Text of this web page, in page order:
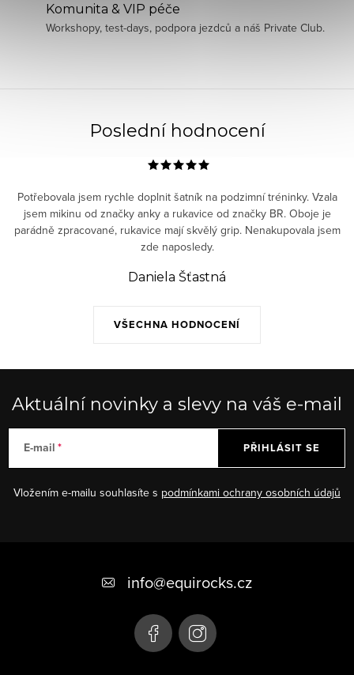
Komunita & VIP péče
Workshopy, test-days, podpora jezdců a náš Private Club.
Poslední hodnocení
VŠECHNA HODNOCENÍ
Potřebovala jsem rychle doplnit šatník na podzimní tréninky. Vzala
jsem mikinu od značky anky a rukavice od značky BR. Oboje je
parádně zpracované, rukavice mají skvělý grip. Nenakupovala jsem
zde naposledy.
Daniela Šťastná
Aktuální novinky a slevy na váš e-mail
E-mail
Vložením e-mailu souhlasíte s podmínkami ochrany osobních údajů
PŘIHLÁSIT SE
info@equirocks.cz